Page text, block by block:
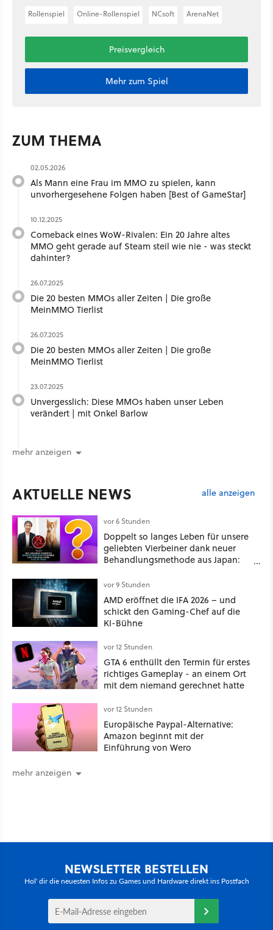
Rollenspiel Online-Rollenspiel NCsoft ArenaNet
Preisvergleich
Mehr zum Spiel
ZUM THEMA
02.05.2026
Als Mann eine Frau im MMO zu spielen, kann
unvorhergesehene Folgen haben [Best of GameStar]
10.12.2025
Comeback eines WoW-Rivalen: Ein 20 Jahre altes
MMO geht gerade auf Steam steil wie nie - was steckt
dahinter?
26.07.2025
Die 20 besten MMOs aller Zeiten | Die große
MeinMMO Tierlist
26.07.2025
Die 20 besten MMOs aller Zeiten | Die große
MeinMMO Tierlist
23.07.2025
Unvergesslich: Diese MMOs haben unser Leben
verändert | mit Onkel Barlow
mehr anzeigen
AKTUELLE NEWS alle anzeigen
vor 6 Stunden
Doppelt so langes Leben für unsere
geliebten Vierbeiner dank neuer
Behandlungsmethode aus Japan:
Kommentare zeigt, dass es nicht so
einfach ist
vor 9 Stunden
AMD eröffnet die IFA 2026 – und
schickt den Gaming-Chef auf die
KI-Bühne
vor 12 Stunden
GTA 6 enthüllt den Termin für erstes
richtiges Gameplay - an einem Ort
mit dem niemand gerechnet hatte
vor 12 Stunden
Europäische Paypal-Alternative:
Amazon beginnt mit der
Einführung von Wero
mehr anzeigen
NEWSLETTER BESTELLEN
Hol' dir die neuesten Infos zu Games und Hardware direkt ins Postfach